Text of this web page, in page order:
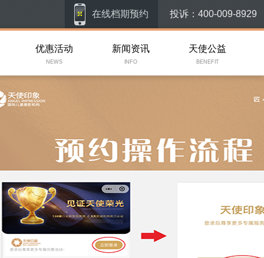
在线档期预约 投诉：400-009-8929
优惠活动
NEWS
新闻资讯
INFO
天使公益
BENEFIT